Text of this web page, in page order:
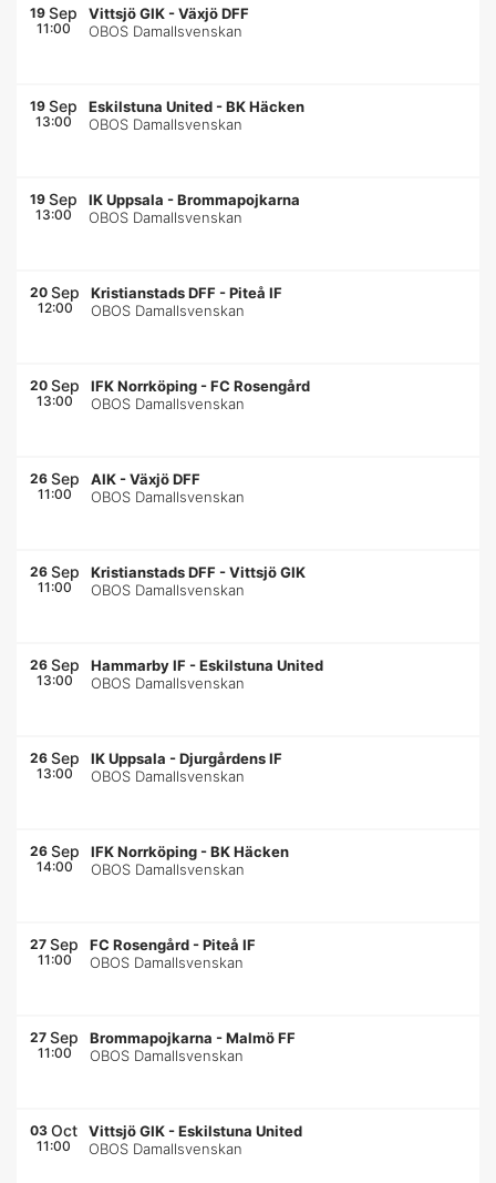
19 Sep
11:00
Vittsjö GIK -Växjö DFF
OBOS Damallsvenskan
19 Sep
13:00
Eskilstuna United -BK Häcken
OBOS Damallsvenskan
19 Sep
13:00
IK Uppsala -Brommapojkarna
OBOS Damallsvenskan
20 Sep
12:00
Kristianstads DFF -Piteå IF
OBOS Damallsvenskan
20 Sep
13:00
IFK Norrköping -FC Rosengård
OBOS Damallsvenskan
26 Sep
11:00
AIK -Växjö DFF
OBOS Damallsvenskan
26 Sep
11:00
Kristianstads DFF -Vittsjö GIK
OBOS Damallsvenskan
26 Sep
13:00
Hammarby IF -Eskilstuna United
OBOS Damallsvenskan
26 Sep
13:00
IK Uppsala -Djurgårdens IF
OBOS Damallsvenskan
26 Sep
14:00
IFK Norrköping -BK Häcken
OBOS Damallsvenskan
27 Sep
11:00
FC Rosengård -Piteå IF
OBOS Damallsvenskan
27 Sep
11:00
Brommapojkarna -Malmö FF
OBOS Damallsvenskan
03 Oct
11:00
Vittsjö GIK -Eskilstuna United
OBOS Damallsvenskan